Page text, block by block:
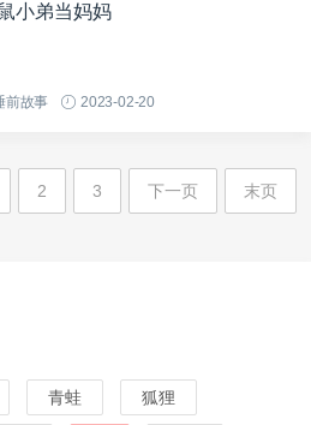
小弟当妈妈
前故事 2023-02-20
2 3 下一页 末页
青蛙 狐狸